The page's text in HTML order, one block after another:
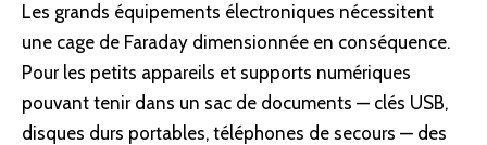
Les grands équipements électroniques nécessitent
une cage de Faraday dimensionnée en conséquence.
Pour les petits appareils et supports numériques
pouvant tenir dans un sac de documents — clés USB,
disques durs portables, téléphones de secours — des